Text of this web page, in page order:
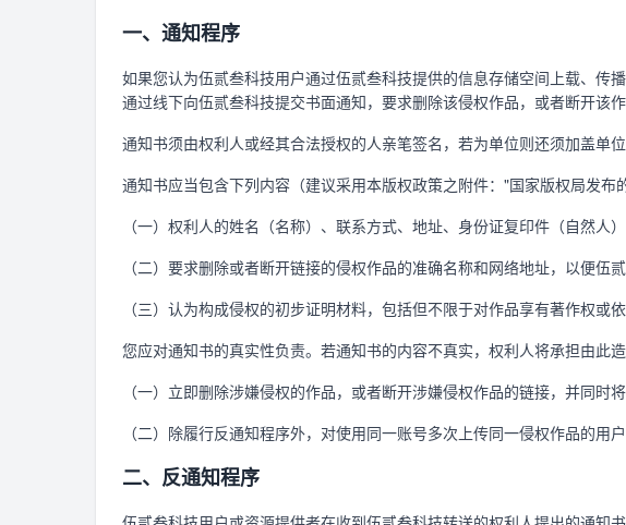
一、通知程序
如果您认为伍贰叁科技用户通过伍贰叁科技提供的信息存储空间上载、
通过线下向伍贰叁科技提交书面通知，要求删除该侵权作品，或者断开该
通知书须由权利人或经其合法授权的人亲笔签名，若为单位则还须加盖单位
通知书应当包含下列内容（建议采用本版权政策之附件："国家版权局发布
（一）权利人的姓名（名称）、联系方式、地址、身份证复印件（自然人
（二）要求删除或者断开链接的侵权作品的准确名称和网络地址，以便伍
（三）认为构成侵权的初步证明材料，包括但不限于对作品享有著作权或
您应对通知书的真实性负责。若通知书的内容不真实，权利人将承担由此
（一）立即删除涉嫌侵权的作品，或者断开涉嫌侵权作品的链接，并同时
（二）除履行反通知程序外，对使用同一账号多次上传同一侵权作品的用
二、反通知程序